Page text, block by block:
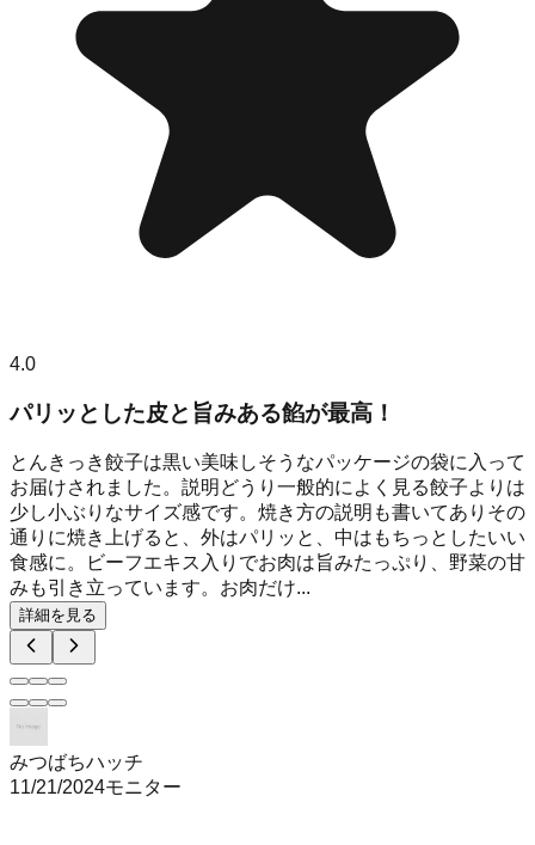
4.0
パリッとした皮と旨みある餡が最高！
とんきっき餃子は黒い美味しそうなパッケージの袋に入って
お届けされました。説明どうり一般的によく見る餃子よりは
少し小ぶりなサイズ感です。焼き方の説明も書いてありその
通りに焼き上げると、外はパリッと、中はもちっとしたいい
食感に。ビーフエキス入りでお肉は旨みたっぷり、野菜の甘
みも引き立っています。お肉だけ...
詳細を見る
みつばちハッチ
11/21/2024モニター